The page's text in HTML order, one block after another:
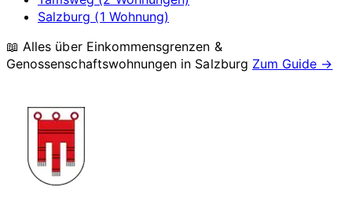
Salzburg (1 Wohnung)
📖 Alles über Einkommensgrenzen &
Genossenschaftswohnungen in Salzburg Zum Guide →